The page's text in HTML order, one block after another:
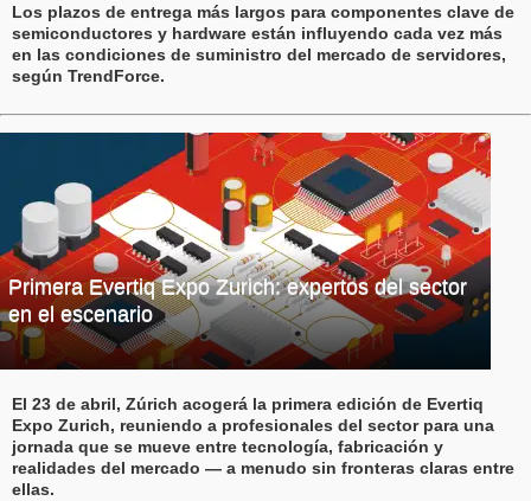
Los plazos de entrega más largos para componentes clave de
semiconductores y hardware están influyendo cada vez más
en las condiciones de suministro del mercado de servidores,
según TrendForce.
Primera Evertiq Expo Zurich: expertos del sector
en el escenario
El 23 de abril, Zúrich acogerá la primera edición de Evertiq
Expo Zurich, reuniendo a profesionales del sector para una
jornada que se mueve entre tecnología, fabricación y
realidades del mercado — a menudo sin fronteras claras entre
ellas.